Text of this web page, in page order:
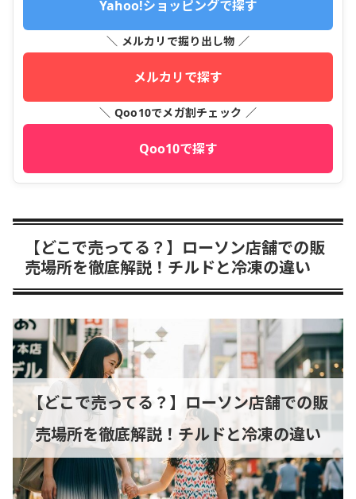
Yahoo!ショッピングで探す
＼ メルカリで掘り出し物 ／
メルカリで探す
＼ Qoo10でメガ割チェック ／
Qoo10で探す
【どこで売ってる？】ローソン店舗での販
売場所を徹底解説！チルドと冷凍の違い
【どこで売ってる？】ローソン店舗での販
売場所を徹底解説！チルドと冷凍の違い